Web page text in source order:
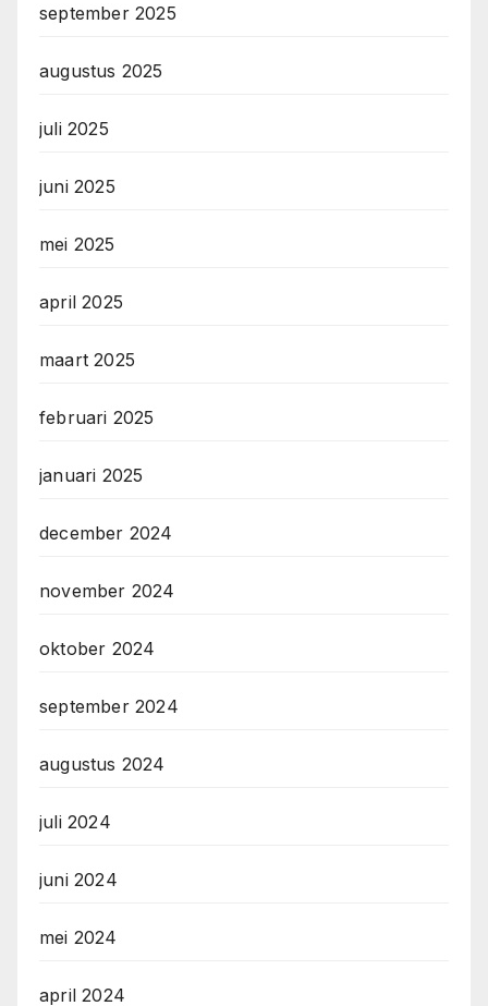
september 2025
augustus 2025
juli 2025
juni 2025
mei 2025
april 2025
maart 2025
februari 2025
januari 2025
december 2024
november 2024
oktober 2024
september 2024
augustus 2024
juli 2024
juni 2024
mei 2024
april 2024